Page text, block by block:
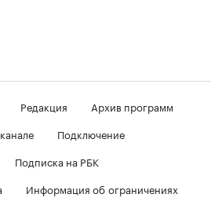
Редакция
Архив программ
Подключение
Подписка на РБК
Информация об ограничениях